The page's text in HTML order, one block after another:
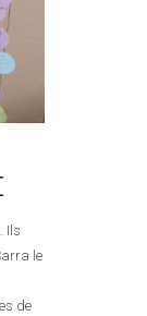
Ils
le
de